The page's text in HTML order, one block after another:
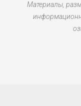
Материалы,